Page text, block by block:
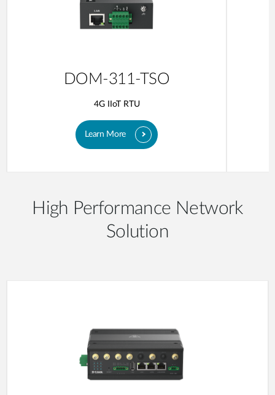
DOM-311-TSO
4G IIoT RTU
Learn More
High Performance Network
Solution